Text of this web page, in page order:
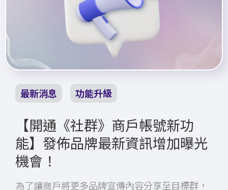
最新消息 功能升級
【開通《社群》商戶帳號新功
能】發佈品牌最新資訊增加曝光
機會！
為了讓商戶將更多品牌宣傳內容分享至目標群，